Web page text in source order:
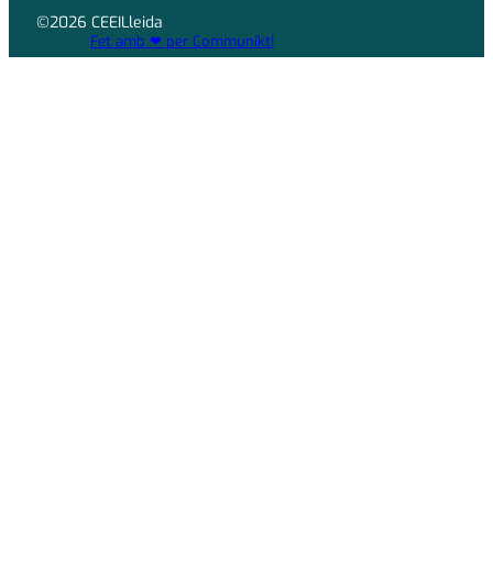
©2026 CEEILleida
Fet amb ❤ per Communikt!